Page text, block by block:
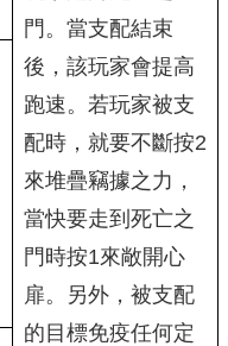
門。當支配結束
後，該玩家會提高
跑速。若玩家被支
配時，就要不斷按2
來堆疊竊據之力，
當快要走到死亡之
門時按1來敞開心
扉。另外，被支配
的目標免疫任何定